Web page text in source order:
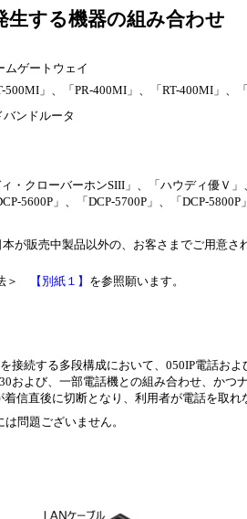
生する機器の組み合わせ
ムゲートウェイ
500MI」、「PR-400MI」、「RT-400MI」、
ンドルータ
ィ・クローバーホンSIII」、「ハウディ優Ｖ」
5600P」、「DCP-5700P」、「DCP-5800P
が販売中製品以外の、お客さまでご用意さ
＞
【別紙１】 を参照願います。
接続する多段構成において、050IP電話お
および、一部電話機との組み合わせ、かつ
着信直後に切断となり、利用者が電話を取
問題ございません。